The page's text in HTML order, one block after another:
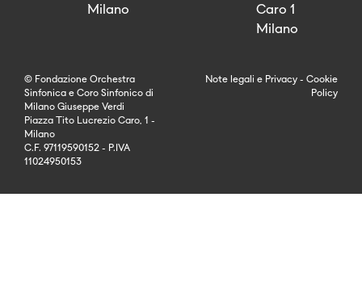
Milano
Caro 1
Milano
© Fondazione Orchestra
Sinfonica e Coro Sinfonico di
Milano Giuseppe Verdi
Piazza Tito Lucrezio Caro, 1 -
Milano
C.F. 97119590152 - P.IVA
11024950153
Note legali e Privacy - Cookie
Policy